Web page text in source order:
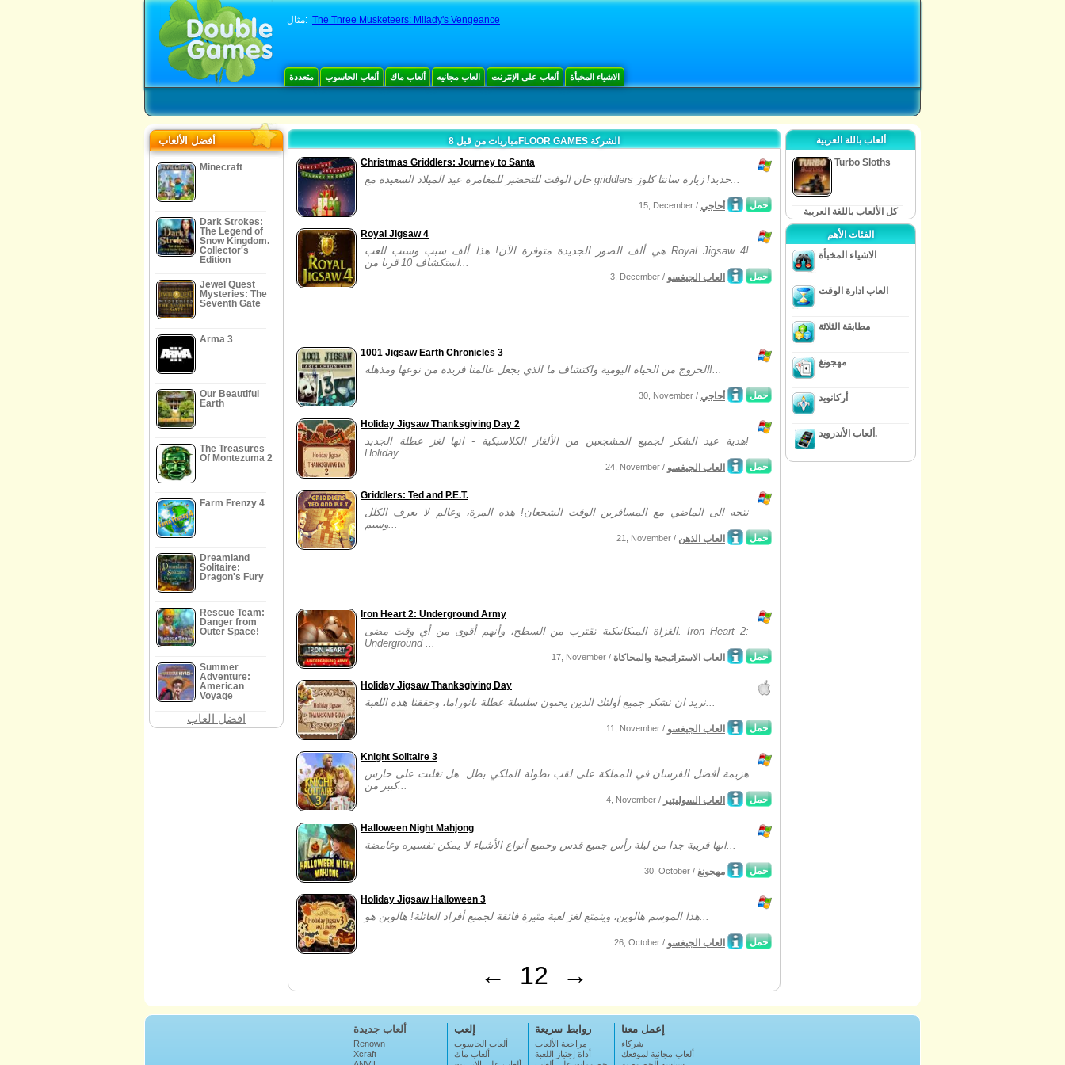
مثال: The Three Musketeers: Milady's Vengeance
متعددة ألعاب الحاسوب ألعاب ماك العاب مجانيه ألعاب على الإنترنت الاشياء المخبأة
أفضل الألعاب
Minecraft
Dark Strokes:
The Legend of
Snow Kingdom.
Collector's
Edition
Jewel Quest
Mysteries: The
Seventh Gate
Arma 3
Our Beautiful
Earth
The Treasures
Of Montezuma 2
Farm Frenzy 4
Dreamland
Solitaire:
Dragon's Fury
Rescue Team:
Danger from
Outer Space!
Summer
Adventure:
American
Voyage
افضل العاب
مباريات من قبل 8FLOOR GAMES الشركة
Christmas Griddlers: Journey to Santa
حان الوقت للتحضير للمغامرة عيد الميلاد السعيدة مع griddlers جديد! زيارة سانتا كلوز...
حمل 15, December / أحاجي
Royal Jigsaw 4
هي ألف الصور الجديدة متوفرة الآن! هذا ألف سبب وسبب للعب Royal Jigsaw 4!
استكشاف 10 قرنا من...
حمل 3, December / العاب الجيغسو
1001 Jigsaw Earth Chronicles 3
الخروج من الحياة اليومية واكتشاف ما الذي يجعل عالمنا فريدة من نوعها ومذهلة!...
حمل 30, November / أحاجي
Holiday Jigsaw Thanksgiving Day 2
هدية عيد الشكر لجميع المشجعين من الألغاز الكلاسيكية - انها لغز عطلة الجديد!
Holiday...
حمل 24, November / العاب الجيغسو
Griddlers: Ted and P.E.T.
نتجه الى الماضي مع المسافرين الوقت الشجعان! هذه المرة، وعالم لا يعرف الكلل
وسيم...
حمل 21, November / العاب الذهن
Iron Heart 2: Underground Army
الغزاة الميكانيكية تقترب من السطح، وأنهم أقوى من أي وقت مضى. Iron Heart 2:
Underground ...
حمل 17, November / العاب الاستراتيجية والمحاكاة
Holiday Jigsaw Thanksgiving Day
نريد ان نشكر جميع أولئك الذين يحبون سلسلة عطلة بانوراما، وحققنا هذه اللعبة...
حمل 11, November / العاب الجيغسو
Knight Solitaire 3
هزيمة أفضل الفرسان في المملكة على لقب بطولة الملكي بطل. هل تغلبت على حارس
كبير من...
حمل 4, November / العاب السوليتير
Halloween Night Mahjong
انها قريبة جدا من ليلة رأس جميع قدس وجميع أنواع الأشياء لا يمكن تفسيره وغامضة...
حمل 30, October / مهجونغ
Holiday Jigsaw Halloween 3
هذا الموسم هالوين، ويتمتع لغز لعبة مثيرة فائقة لجميع أفراد العائلة! هالوين هو...
حمل 26, October / العاب الجيغسو
← 12 →
ألعاب باللة العربية
Turbo Sloths
كل الألعاب باللغة العربية
الفئات الأهم
الاشياء المخبأة
العاب ادارة الوقت
مطابقة الثلاثة
مهجونغ
أركانويد
ألعاب الأندرويد.
ألعاب جديدة
Renown
Xcraft
إلعب
ألعاب الحاسوب
ألعاب ماك
روابط سريعة
مراجعة الألعاب
أداة إجتياز اللعبة
إعمل معنا
شركاء
ألعاب مجانية لموقعك